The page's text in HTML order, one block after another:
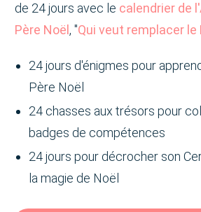
de 24 jours avec le calendrier de
Père Noël , "Qui veut remplacer le
24 jours d'énigmes pour
Père Noël
24 chasses aux trésors pour
badges de compétences
24 jours pour décrocher son
la magie de Noël